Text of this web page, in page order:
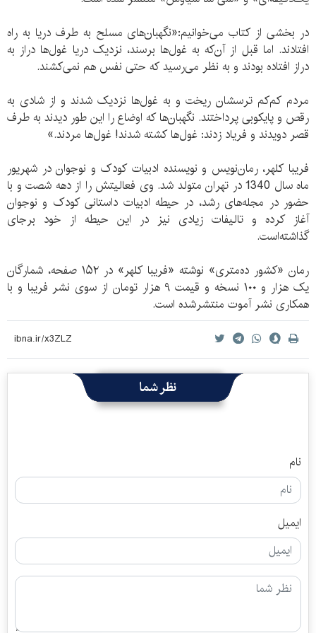
در بخشی از کتاب می‌خوانیم:«نگهبان‌های مسلح به طرف دریا به راه
افتادند. اما قبل از آن‌که به غول‌ها برسند، نزدیک دریا غول‌ها دراز به
دراز افتاده بودند و به نظر می‌رسید که حتی نفس هم نمی‌کشند.
مردم کم‌کم ترسشان ریخت و به غول‌ها نزدیک شدند و از شادی به
رقص و پایکوبی پرداختند. نگهبان‌ها که اوضاع را این طور دیدند به طرف
قصر دویدند و فریاد زدند: غول‌ها کشته شدند! غول‌ها مردند.»
فریبا کلهر، رمان‌نویس و نویسنده ادبیات کودک و نوجوان در شهریور
ماه سال 1340 در تهران متولد شد. وی فعالیتش را از دهه شصت و با
حضور در مجله‌های رشد، در حیطه ادبیات داستانی کودک و نوجوان
آغاز کرده و تالیفات زیادی نیز در این حیطه از خود برجای
گذاشته‌است.
رمان «کشور ده‌متری» نوشته‌ «فریبا کلهر» در ۱۵۲ صفحه، شمارگان
یک هزار و ۱۰۰ نسخه و قیمت ۹ هزار تومان از سوی نشر فریبا و با
همکاری نشر آموت منتشرشده است.
نظر شما
نام
ایمیل